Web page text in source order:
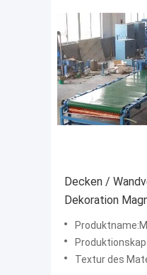
Decken /
Dekoration
Produktionslinie
Textur des